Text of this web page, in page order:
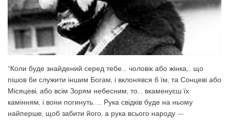
“Коли буде знайдений серед тебе… чоловік або жінка,.. що
пішов би служити іншим Богам, і вклонявся б їм, та Сонцеві або
Місяцеві, або всім Зорям небесним, то… вкаменуєш їх
камінням, і вони погинуть. … Рука свідків буде на ньому
найперше, щоб забити його, а рука всього народу —